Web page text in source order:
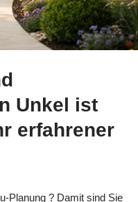
Unkel ist
erfahrener
Planung ? Damit sind Sie